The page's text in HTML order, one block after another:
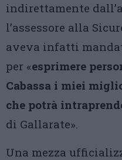
indirettamente
l’assessore alla
aveva infatti
per «esprimere
Cabassa i miei
che potrà
di Gallarate».
Una mezza